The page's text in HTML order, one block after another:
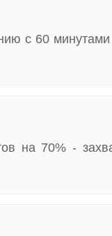
с 60 минутами
на 70% -